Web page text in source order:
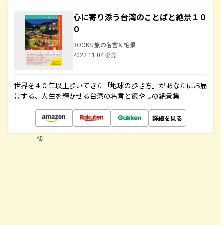
心に寄り添う台湾のことばと絶景１０
０
BOOKS 旅の名言＆絶景
2022.11.04 発売
世界を４０年以上歩いてきた「地球の歩き方」があなたにお届
けする、人生を輝かせる台湾の名言と癒やしの絶景集
詳細を見る
AD